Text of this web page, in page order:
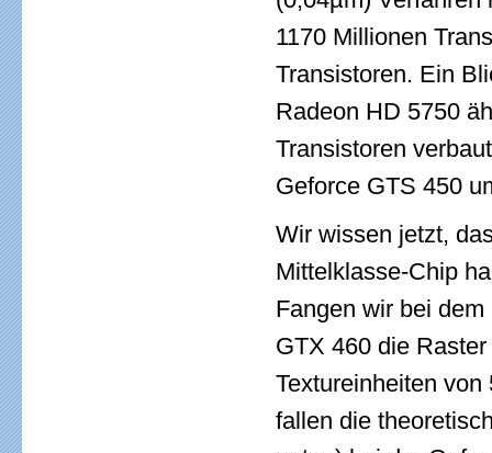
1170 Millionen
Transistoren. Ein
Radeon HD 5750
Transistoren
Geforce GTS 450
Wir wissen jetzt,
Mittelklasse-Chip
Fangen wir bei
GTX 460 die
Textureinheiten
fallen die